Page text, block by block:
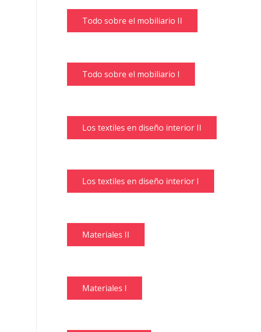
Todo sobre el mobiliario II
Todo sobre el mobiliario I
Los textiles en diseño interior II
Los textiles en diseño interior I
Materiales II
Materiales I